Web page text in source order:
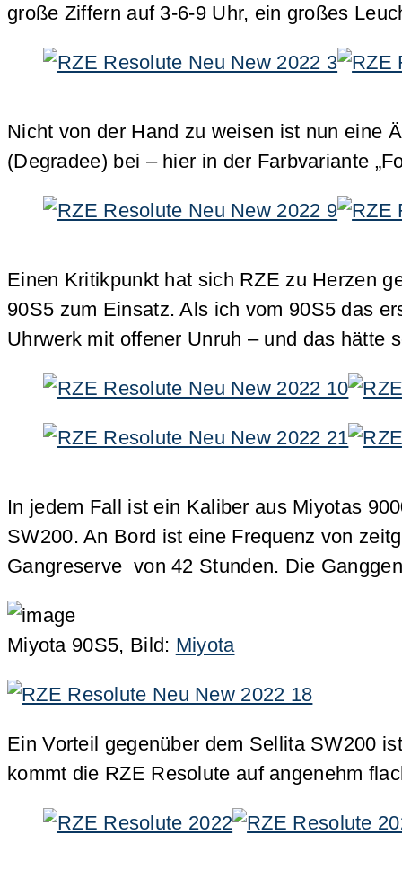
große Ziffern auf 3-6-9 Uhr, ein großes
Nicht von der Hand zu weisen ist nun eine
(Degradee) bei – hier in der Farbvariante
Einen Kritikpunkt hat sich RZE zu Herzen
90S5 zum Einsatz. Als ich vom 90S5 das
Uhrwerk mit offener Unruh – und das hätte
In jedem Fall ist ein Kaliber aus Miyotas
SW200. An Bord ist eine Frequenz von
Gangreserve von 42 Stunden. Die
Miyota 90S5, Bild: Miyota
Ein Vorteil gegenüber dem Sellita SW200
kommt die RZE Resolute auf angenehm